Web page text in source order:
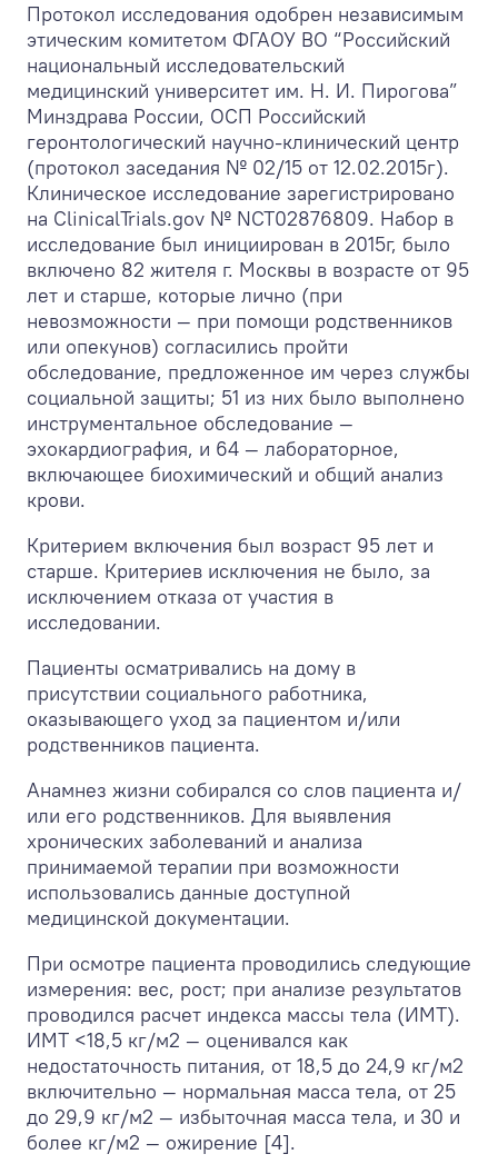
Протокол исследования одобрен независимым
этическим комитетом ФГАОУ ВО “Российский
национальный исследовательский
медицинский университет им. Н. И. Пирогова”
Минздрава России, ОСП Российский
геронтологический научно-клинический центр
(протокол заседания № 02/15 от 12.02.2015г).
Клиническое исследование зарегистрировано
на ClinicalTrials.gov № NCT02876809. Набор в
исследование был инициирован в 2015г, было
включено 82 жителя г. Москвы в возрасте от 95
лет и старше, которые лично (при
невозможности — при помощи родственников
или опекунов) согласились пройти
обследование, предложенное им через службы
социальной защиты; 51 из них было выполнено
инструментальное обследование —
эхокардиография, и 64 — лабораторное,
включающее биохимический и общий анализ
крови.
Критерием включения был возраст 95 лет и
старше. Критериев исключения не было, за
исключением отказа от участия в
исследовании.
Пациенты осматривались на дому в
присутствии социального работника,
оказывающего уход за пациентом и/или
родственников пациента.
Анамнез жизни собирался со слов пациента и/
или его родственников. Для выявления
хронических заболеваний и анализа
принимаемой терапии при возможности
использовались данные доступной
медицинской документации.
При осмотре пациента проводились следующие
измерения: вес, рост; при анализе результатов
проводился расчет индекса массы тела (ИМТ).
ИМТ <18,5 кг/м2 — оценивался как
недостаточность питания, от 18,5 до 24,9 кг/м2
включительно — нормальная масса тела, от 25
до 29,9 кг/м2 — избыточная масса тела, и 30 и
более кг/м2 — ожирение [4].